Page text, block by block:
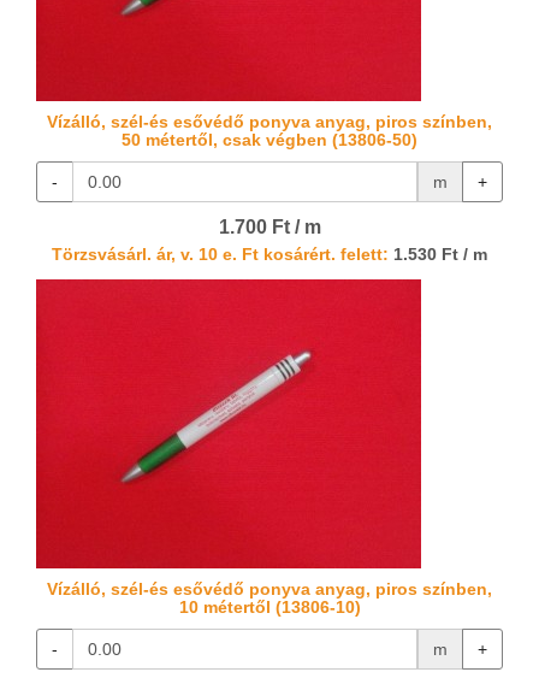
Vízálló, szél-és esővédő ponyva anyag, piros színben,
50 métertől, csak végben (13806-50)
- m +
1.700 Ft / m
Törzsvásárl. ár, v. 10 e. Ft kosárért. felett: 1.530 Ft / m
Vízálló, szél-és esővédő ponyva anyag, piros színben,
10 métertől (13806-10)
- m +